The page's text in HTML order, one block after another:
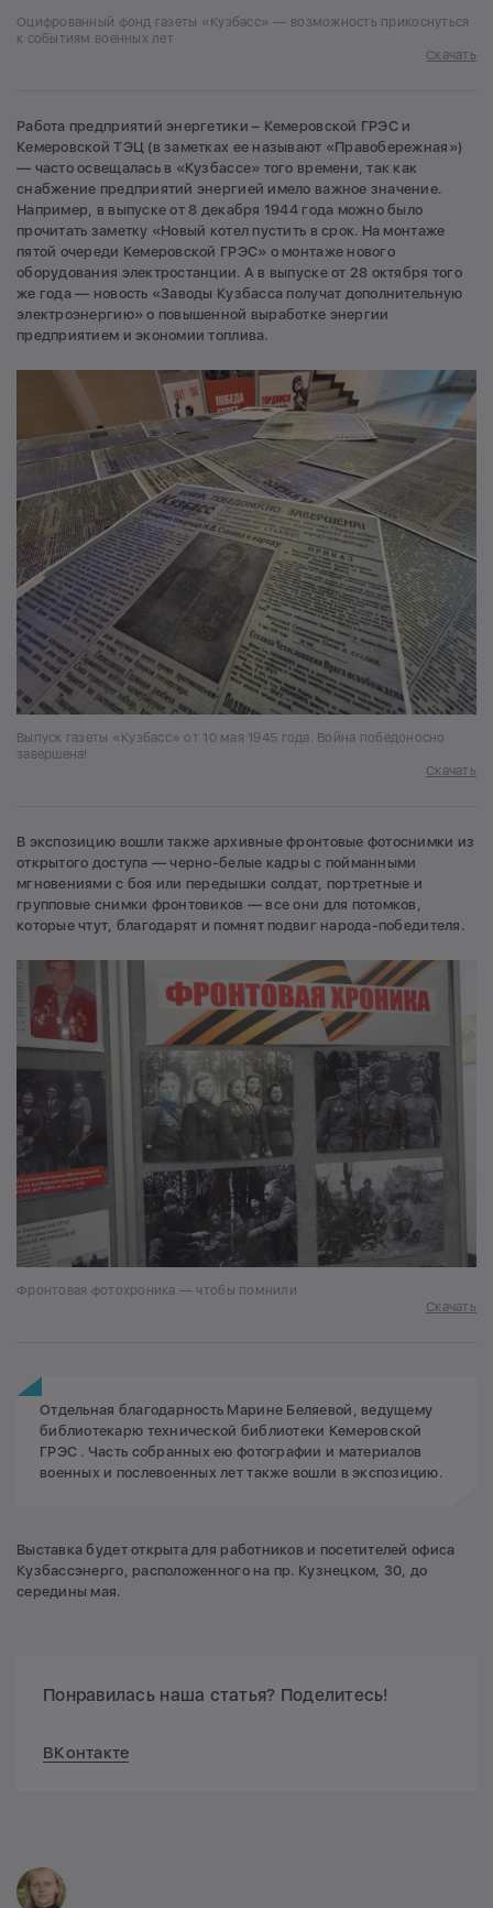
Оцифрованный фонд газеты «Кузбасс» — возможность прикоснуться
к событиям военных лет
Скачать
Работа предприятий энергетики – Кемеровской ГРЭС и
Кемеровской ТЭЦ (в заметках ее называют «Правобережная»)
— часто освещалась в «Кузбассе» того времени, так как
снабжение предприятий энергией имело важное значение.
Например, в выпуске от 8 декабря 1944 года можно было
прочитать заметку «Новый котел пустить в срок. На монтаже
пятой очереди Кемеровской ГРЭС» о монтаже нового
оборудования электростанции. А в выпуске от 28 октября того
же года — новость «Заводы Кузбасса получат дополнительную
электроэнергию» о повышенной выработке энергии
предприятием и экономии топлива.
Выпуск газеты «Кузбасс» от 10 мая 1945 года. Война победоносно
завершена!
Скачать
В экспозицию вошли также архивные фронтовые фотоснимки из
открытого доступа — черно-белые кадры с пойманными
мгновениями с боя или передышки солдат, портретные и
групповые снимки фронтовиков — все они для потомков,
которые чтут, благодарят и помнят подвиг народа-победителя.
Фронтовая фотохроника — чтобы помнили
Скачать
Отдельная благодарность Марине Беляевой, ведущему
библиотекарю технической библиотеки Кемеровской
ГРЭС . Часть собранных ею фотографии и материалов
военных и послевоенных лет также вошли в экспозицию.
Выставка будет открыта для работников и посетителей офиса
Кузбассэнерго, расположенного на пр. Кузнецком, 30, до
середины мая.
Понравилась наша статья? Поделитесь!
ВКонтакте